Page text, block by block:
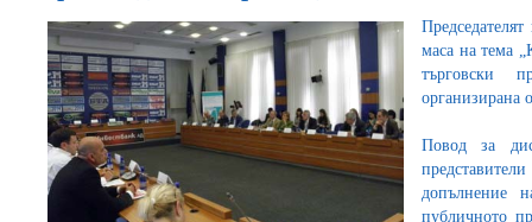
маса на тема
търговски
организирана
Повод за
допълнение
публичното